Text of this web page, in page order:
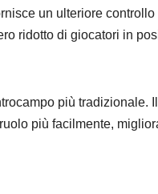
un ulteriore controllo
ridotto di giocatori in
più tradizionale.
più facilmente,